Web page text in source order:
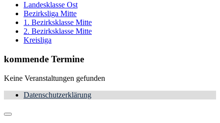
Landesklasse Ost
Bezirksliga Mitte
1. Bezirksklasse Mitte
2. Bezirksklasse Mitte
Kreisliga
kommende Termine
Keine Veranstaltungen gefunden
Datenschutzerklärung